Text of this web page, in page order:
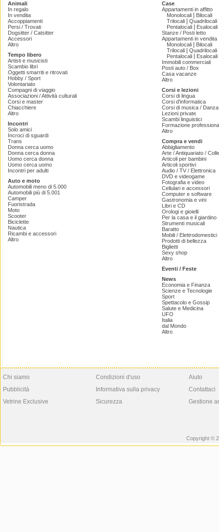
Animali
In regalo
In vendita
Accoppiamenti
Persi / Trovati
Dogsitter / Catsitter
Accessori
Altro
Tempo libero
Artisti e musicisti
Scambio libri
Oggetti smarriti e ritrovati
Hobby / Sport
Volontariato
Compagni di viaggio
Associazioni / Attività culturali
Corsi e master
Chiacchiere
Altro
Incontri
Solo amici
Incroci di sguardi
Trans
Donna cerca uomo
Donna cerca donna
Uomo cerca donna
Uomo cerca uomo
Incontri per adulti
Auto e moto
Automobili meno di 5.000
Automobili più di 5.001
Camper
Fuoristrada
Moto
Scooter
Biciclette
Nautica
Ricambi e accessori
Altro
Case
Appartamenti in affitto
Monolocali
Bilocali
Trilocali
Quadrilocali
Pentalocali
Esalocali
Stanze / Posti letto
Appartamenti in vendita
Monolocali
Bilocali
Trilocali
Quadrilocali
Pentalocali
Esalocali
Immobili commerciali
Posti auto / Box
Casa vacanze
Altro
Corsi e lezioni
Corsi di lingua
Corsi d'informatica
Corsi di musica /
Lezioni private
Scambi linguistici
Formazione
Altro
Compra e vendi
Abbigliamento
Arte / Antiquariato /
Articoli per bambini
Articoli sportivi
Audio / TV / Elettronica
DVD e videogame
Fotografia e video
Cellulari e accessori
Computer e software
Gastronomia e vini
Libri e CD
Orologi e gioielli
Per la casa e il giardino
Strumenti musicali
Baratto
Mobili / Elettrodomestici
Prodotti di bellezza
Biglietti
Sexy shop
Altro
Eventi / Feste
News
Economia e Finanza
Scienze e Tecnologie
Sport
Spettacolo e Gossip
Salute e Medicina
UFO
Italia
dal Mondo
Altro
Chi siamo
Pubblicità
Vetrine Exclusive
Condizioni d'uso
Informativa sulla privacy
Sicurezza
Aiuto
Contattaci
Gestione
Copyright ©